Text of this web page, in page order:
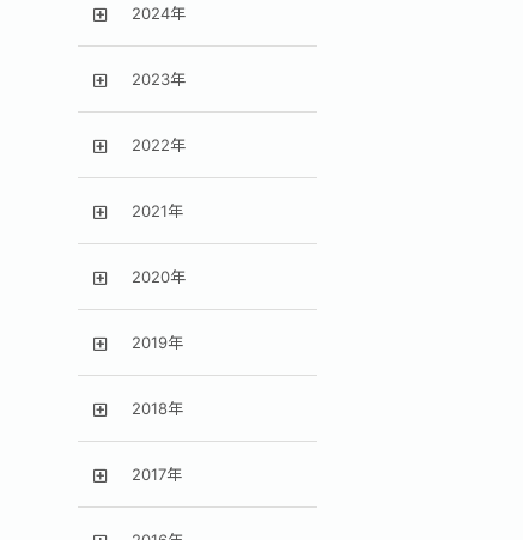
2024年
2023年
2022年
2021年
2020年
2019年
2018年
2017年